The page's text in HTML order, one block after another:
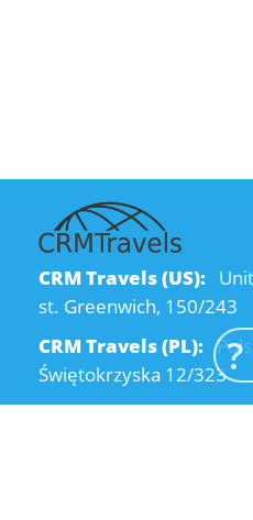
CRM Travels (US):
st. Greenwich, 150/243
CRM Travels (PL):
Świętokrzyska 12/323